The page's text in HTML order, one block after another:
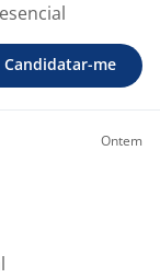
Candidatar-me
Ontem